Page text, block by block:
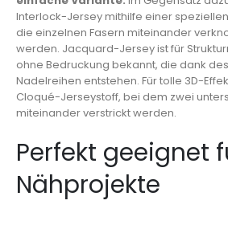
Interlock-Jersey mithilfe einer
die einzelnen Fasern miteinander
werden. Jacquard-Jersey ist für
ohne Bedruckung bekannt, die dank
Nadelreihen entstehen. Für tolle 3D-
Cloqué-Jerseystoff, bei dem zwei
miteinander verstrickt werden.
Perfekt geeignet
Nähprojekte